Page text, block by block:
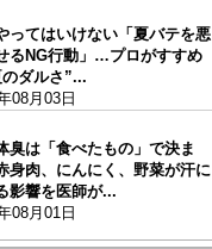
ってはいけない「夏バテを悪
るNG行動」…プロがすすめ
ダルさ”...
08月03日
臭は「食べたもの」で決ま
身肉、にんにく、野菜が汗に
影響を医師が...
08月01日